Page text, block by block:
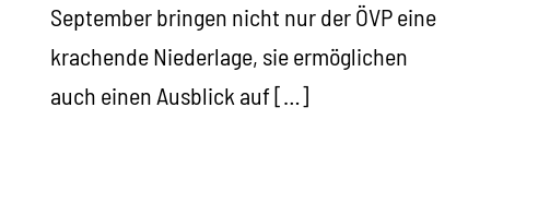
September bringen nicht nur der ÖVP eine
krachende Niederlage, sie ermöglichen
auch einen Ausblick auf […]